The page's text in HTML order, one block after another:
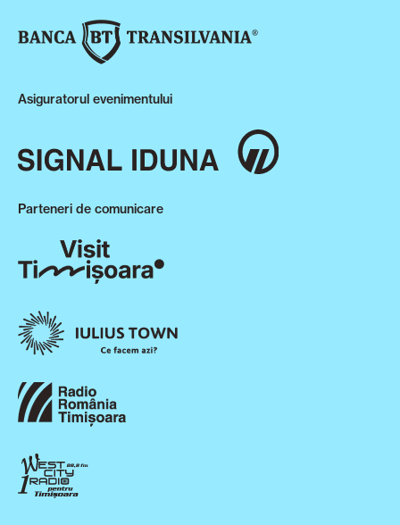
Asiguratorul evenimentului
Parteneri de comunicare